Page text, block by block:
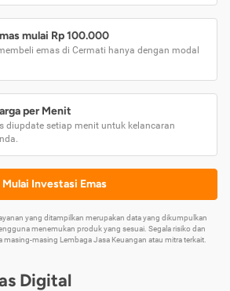
mulai Rp 100.000
emas di Cermati hanya dengan modal
per Menit
diupdate setiap menit untuk kelancaran
Mulai Investasi Emas
yang ditampilkan merupakan data yang dikumpulkan
menemukan produk yang sesuai. Segala risiko dan
masing Lembaga Jasa Keuangan atau mitra terkait.
Digital